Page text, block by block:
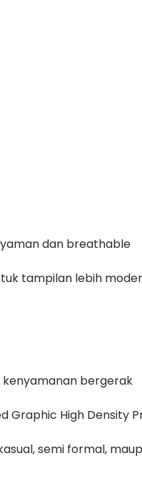
dan breathable
tampilan lebih
kenyamanan bergerak
Graphic High Density
semi formal,